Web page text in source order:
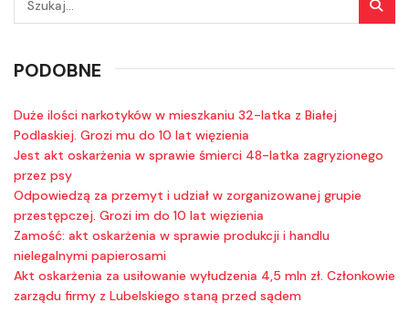
PODOBNE
Duże ilości narkotyków w mieszkaniu 32-latka z Białej
Podlaskiej. Grozi mu do 10 lat więzienia
Jest akt oskarżenia w sprawie śmierci 48-latka zagryzionego
przez psy
Odpowiedzą za przemyt i udział w zorganizowanej grupie
przestępczej. Grozi im do 10 lat więzienia
Zamość: akt oskarżenia w sprawie produkcji i handlu
nielegalnymi papierosami
Akt oskarżenia za usiłowanie wyłudzenia 4,5 mln zł. Członkowie
zarządu firmy z Lubelskiego staną przed sądem